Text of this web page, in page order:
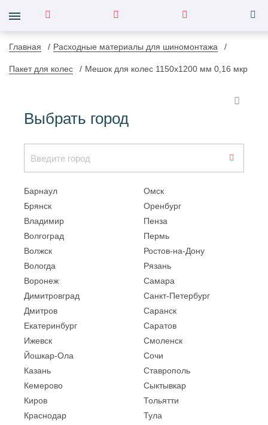
Главная Расходные материалы для шиномонтажа
Пакет для колес Мешок для колес 1150х1200 мм 0,16 мкр
Выбрать город
Барнаул
Брянск
Владимир
Волгоград
Волжск
Вологда
Воронеж
Димитровград
Дмитров
Екатеринбург
Ижевск
Йошкар-Ола
Казань
Кемерово
Киров
Краснодар
Омск
Оренбург
Пенза
Пермь
Ростов-на-Дону
Рязань
Самара
Санкт-Петербург
Саранск
Саратов
Смоленск
Сочи
Ставрополь
Сыктывкар
Тольятти
Тула